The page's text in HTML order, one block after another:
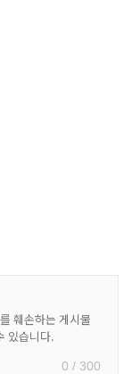
0 / 300